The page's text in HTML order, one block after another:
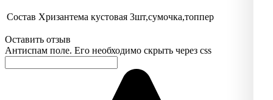
Состав Хризантема кустовая 3шт,сумочка,топпер
Оставить отзыв
Антиспам поле. Его необходимо скрыть через css